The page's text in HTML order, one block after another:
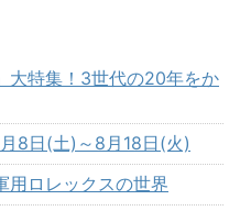
大特集！3世代の20年をか
8日(土)～8月18日(火)
用ロレックスの世界